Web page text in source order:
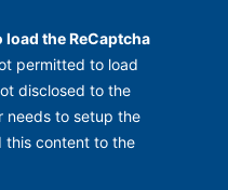
the ReCaptcha
permitted to load
disclosed to the
needs to setup the
this content to the